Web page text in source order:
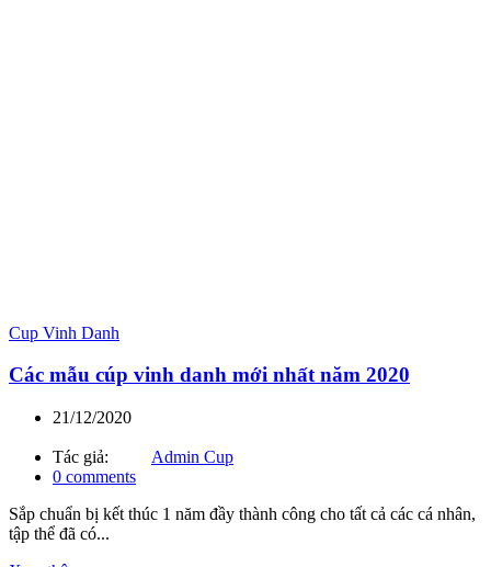
Cup Vinh Danh
Các mẫu cúp vinh danh mới nhất năm 2020
21/12/2020
Tác giả:
Admin Cup
0 comments
Sắp chuẩn bị kết thúc 1 năm đầy thành công cho tất cả các cá nhân,
tập thể đã có...